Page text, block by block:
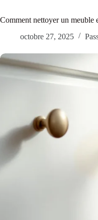
Comment nettoyer un meuble
octobre 27, 2025